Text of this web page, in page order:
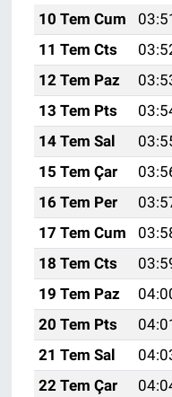
10 Tem Cum
11 Tem Cts
12 Tem Paz
13 Tem Pts
14 Tem Sal
15 Tem Çar
16 Tem Per
17 Tem Cum
18 Tem Cts
19 Tem Paz
20 Tem Pts
21 Tem Sal
22 Tem Çar